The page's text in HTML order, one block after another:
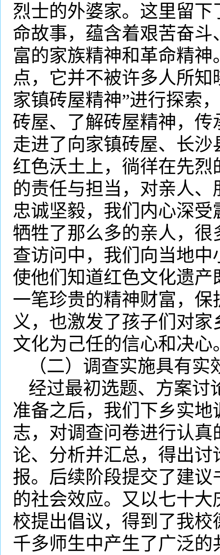
烈士的外婆家。这里留
命故事，蕴含着艰苦奋
富的家族精神和革命精
点，它并不被许多人所
家镇砖屋精神”进行探索
砖屋、了解砖屋精神，
走进了向家镇砖屋、长
红色沃土上，徜徉在先
的责任与担当，对亲人
忠诚坚毅，我们内心深
牺牲了那么多的亲人，
查访问中，我们向当地
使他们知道红色文化遗
一笔珍贵的精神财富，
义，也激发了孩子们对
文化为己任的信心和决心
（二）调查实施具有实
经过最初选题、方案讨
准备之后，我们下乡实
志，对调查问卷进行认
论、分析并汇总，得出
报。后续阶段提交了建
的社会效应。又以七十
校提出倡议，得到了我
千多师生中产生了广泛